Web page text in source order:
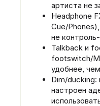
артиста не
Headphone
Cue/
не
Talkback и
footswitch/
удобнее,
Dim/ducking:
настроен